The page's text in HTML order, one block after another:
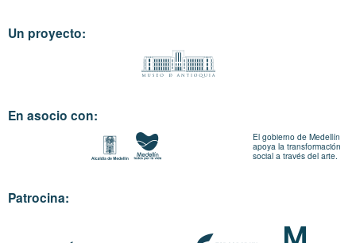
Un proyecto:
En asocio con:
El gobierno de Medellín
apoya la transformación
social a través del arte.
Patrocina: